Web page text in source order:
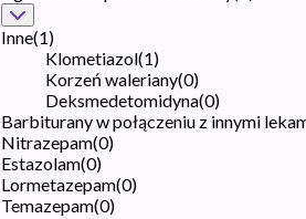
Inne(1)
Klometiazol(1)
Korzeń waleriany(0)
Deksmedetomidyna(0)
Barbiturany w połączeniu z innymi
Nitrazepam(0)
Estazolam(0)
Lormetazepam(0)
Temazepam(0)